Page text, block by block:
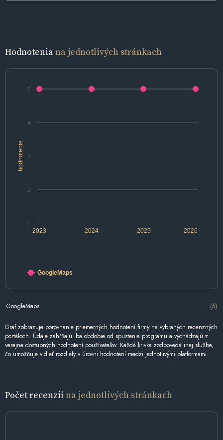
Hodnoteniana jednotlivých stránkach
hodnotenie
2024 2026
2023 2025
1
2
3
4
5
GoogleMaps
GoogleMaps (5)
Graf zobrazuje porovnanie priemerných hodnotení firmy na vybraných recenzných
portáloch. Údaje zahŕňajú iba obdobie od spustenia programu a vychádzajú z
verejne dostupných hodnotení používateľov. Každá krivka zodpovedá inej službe,
čo umožňuje vidieť rozdiely v úrovni hodnotení medzi jednotlivými platformami.
Počet recenziína jednotlivých stránkach